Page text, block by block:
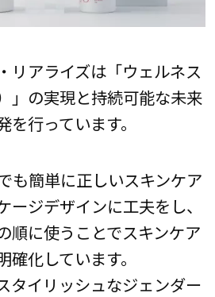
リアライズは「ウェルネス
」の実現と持続可能な未来
行っています。
も簡単に正しいスキンケア
ージデザインに工夫をし、
順に使うことでスキンケア
化しています。
タイリッシュなジェンダー